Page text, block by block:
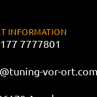
INFORMATION
7777801
vor-ort.com